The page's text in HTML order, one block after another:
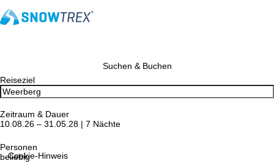
Cookie-Hinweis
Suchen & Buchen
Reiseziel
Zeitraum & Dauer
10.08.26 – 31.05.28 | 7 Nächte
Personen
beliebig